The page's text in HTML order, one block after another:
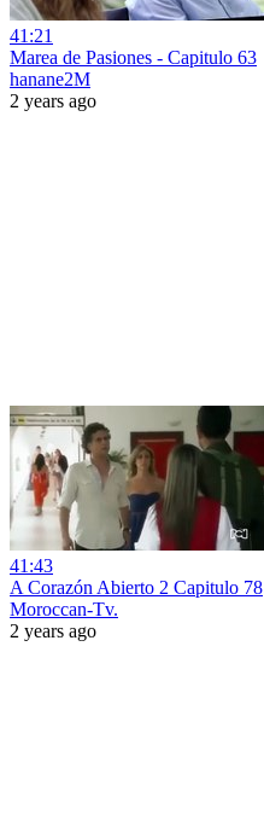
41:21
Marea de Pasiones - Capitulo 63
hanane2M
2 years ago
41:43
A Corazón Abierto 2 Capitulo 78
Moroccan-Tv.
2 years ago